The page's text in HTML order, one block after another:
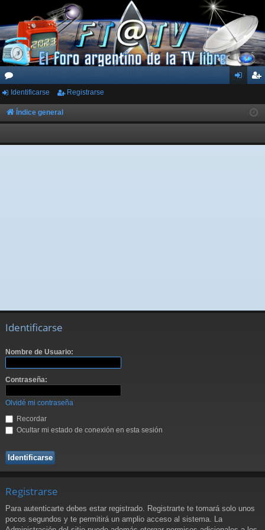
or
os
ar
ist
rs
Identificarse Registrarse
Índice general
Identificarse
Nombre de Usuario:
Contraseña:
Olvidé mi contraseña
Recordar
Ocultar mi estado de conexión en esta sesión
Registrarse
Para autenticarte debes estar registrado. Registrarte te tomará solo unos
pocos segundos y te permitirá un amplio acceso al sistema. La